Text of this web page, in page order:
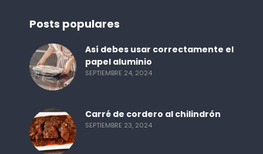
Posts populares
Así debes usar correctamente el
papel aluminio
SEPTIEMBRE 24, 2024
Carré de cordero al chilindrón
SEPTIEMBRE 23, 2024